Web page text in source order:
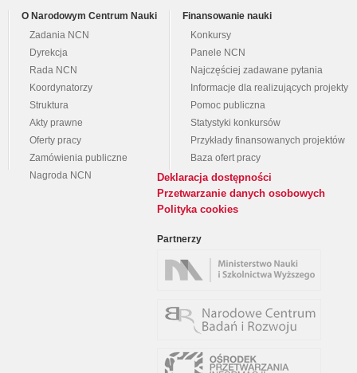
O Narodowym Centrum Nauki
Zadania NCN
Dyrekcja
Rada NCN
Koordynatorzy
Struktura
Akty prawne
Oferty pracy
Zamówienia publiczne
Nagroda NCN
Finansowanie nauki
Konkursy
Panele NCN
Najczęściej zadawane pytania
Informacje dla realizujących projekty
Pomoc publiczna
Statystyki konkursów
Przykłady finansowanych projektów
Baza ofert pracy
Deklaracja dostępności
Przetwarzanie danych osobowych
Polityka cookies
Partnerzy